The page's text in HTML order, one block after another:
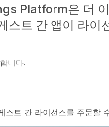
Platform은 더
스트 간 앱이 라이
니다.
트 간 라이선스를 주문할